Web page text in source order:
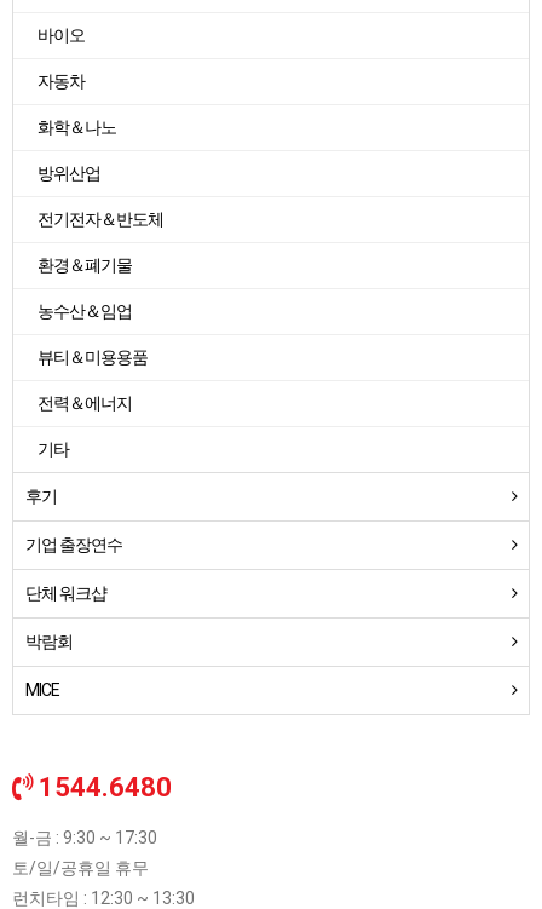
바이오
자동차
화학＆나노
방위산업
전기전자＆반도체
환경＆폐기물
농수산＆임업
뷰티＆미용용품
전력＆에너지
기타
후기
기업 출장연수
단체 워크샵
박람회
MICE
1544.6480
월-금 : 9:30 ~ 17:30
토/일/공휴일 휴무
런치타임 : 12:30 ~ 13:30